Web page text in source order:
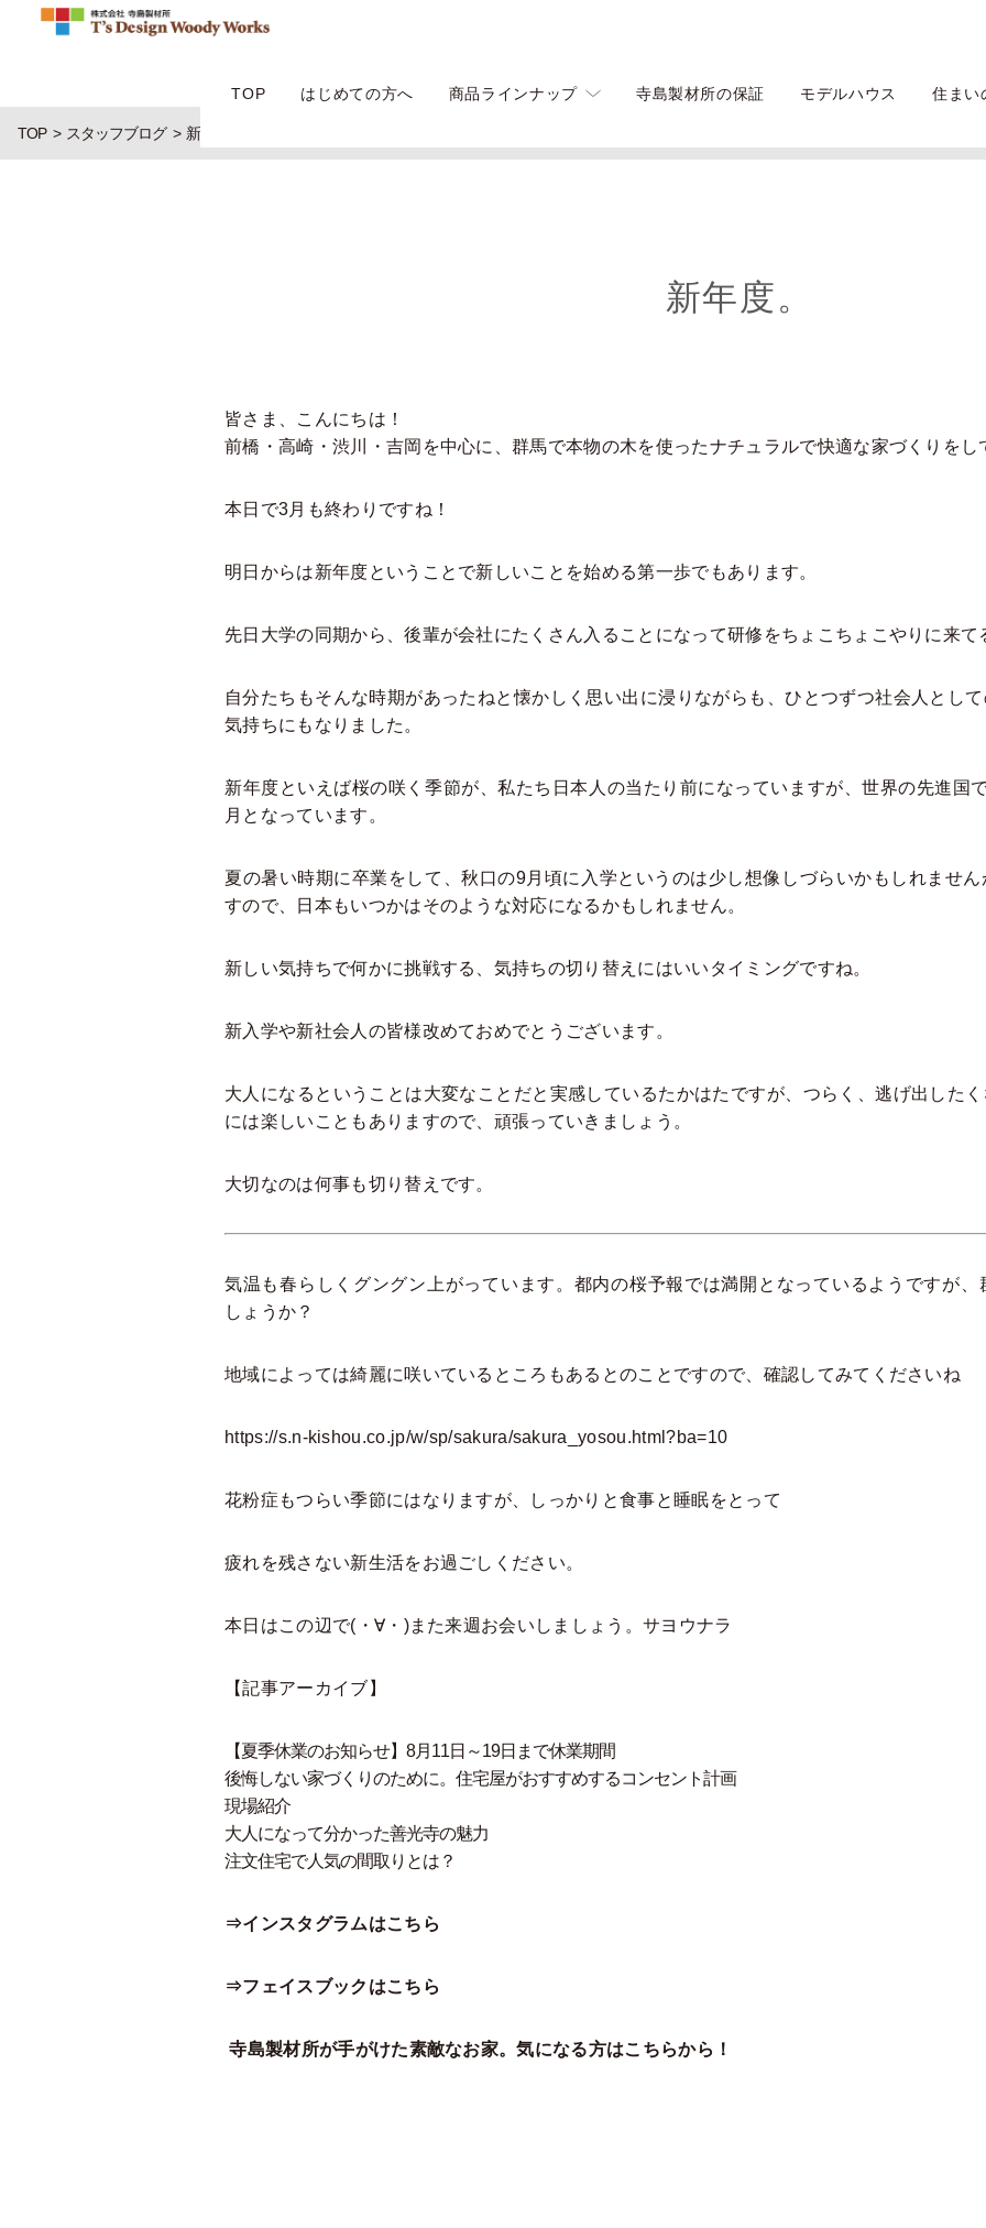
TOP はじめての方へ 商品ラインナップ 寺島製材所の保証 モデルハウス 住まい
TOP スタッフブログ 新年度。
新年度。
皆さま、こんにちは！
前橋・高崎・渋川・吉岡を中心に、群馬で本物の木を使ったナチュラルで快適な家づくりを
本日で3月も終わりですね！
明日からは新年度ということで新しいことを始める第一歩でもあります。
先日大学の同期から、後輩が会社にたくさん入ることになって研修をちょこちょこやりに来
自分たちもそんな時期があったねと懐かしく思い出に浸りながらも、ひとつずつ社会人とし
気持ちにもなりました。
新年度といえば桜の咲く季節が、私たち日本人の当たり前になっていますが、世界の先進国
月となっています。
夏の暑い時期に卒業をして、秋口の9月頃に入学というのは少し想像しづらいかもしれませ
すので、日本もいつかはそのような対応になるかもしれません。
新しい気持ちで何かに挑戦する、気持ちの切り替えにはいいタイミングですね。
新入学や新社会人の皆様改めておめでとうございます。
大人になるということは大変なことだと実感しているたかはたですが、つらく、逃げ出した
には楽しいこともありますので、頑張っていきましょう。
大切なのは何事も切り替えです。
気温も春らしくグングン上がっています。都内の桜予報では満開となっているようですが
しょうか？
地域によっては綺麗に咲いているところもあるとのことですので、確認してみてくださいね
https://s.n-kishou.co.jp/w/sp/sakura/sakura_yosou.html?ba=10
花粉症もつらい季節にはなりますが、しっかりと食事と睡眠をとって
疲れを残さない新生活をお過ごしください。
本日はこの辺で(・∀・)また来週お会いしましょう。サヨウナラ
【記事アーカイブ】
【夏季休業のお知らせ】8月11日～19日まで休業期間
後悔しない家づくりのために。住宅屋がおすすめするコンセント計画
現場紹介
大人になって分かった善光寺の魅力
注文住宅で人気の間取りとは？
⇒インスタグラムはこちら
⇒フェイスブックはこちら
寺島製材所が手がけた素敵なお家。気になる方はこちらから！